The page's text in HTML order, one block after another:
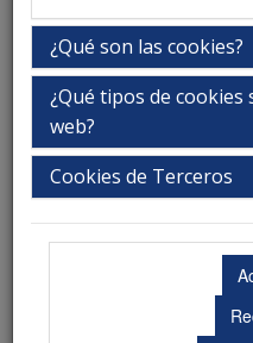
¿Qué son las cookies?
¿Qué tipos de
web?
Cookies de Terceros
Plantilla
Acreditaciones
Javier del Río Riego